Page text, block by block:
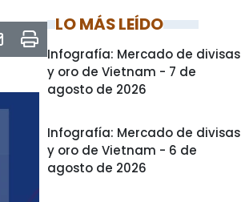
LO MÁS LEÍDO
Infografía: Mercado de divisas
y oro de Vietnam - 7 de
agosto de 2026
Infografía: Mercado de divisas
y oro de Vietnam - 6 de
agosto de 2026